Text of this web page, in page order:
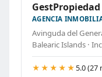
AGENCIA
Avinguda del
Balearic Islands ·
★★★★★ 5.0 (27